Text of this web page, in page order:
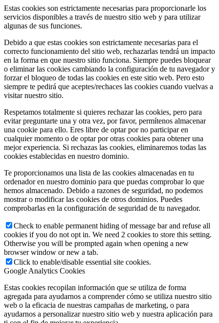
Estas cookies son estrictamente necesarias para proporcionarle los
servicios disponibles a través de nuestro sitio web y para utilizar
algunas de sus funciones.
Debido a que estas cookies son estrictamente necesarias para el
correcto funcionamiento del sitio web, rechazarlas tendrá un impacto
en la forma en que nuestro sitio funciona. Siempre puedes bloquear
o eliminar las cookies cambiando la configuración de tu navegador y
forzar el bloqueo de todas las cookies en este sitio web. Pero esto
siempre te pedirá que aceptes/rechaces las cookies cuando vuelvas a
visitar nuestro sitio.
Respetamos totalmente si quieres rechazar las cookies, pero para
evitar preguntarte una y otra vez, por favor, permítenos almacenar
una cookie para ello. Eres libre de optar por no participar en
cualquier momento o de optar por otras cookies para obtener una
mejor experiencia. Si rechazas las cookies, eliminaremos todas las
cookies establecidas en nuestro dominio.
Te proporcionamos una lista de las cookies almacenadas en tu
ordenador en nuestro dominio para que puedas comprobar lo que
hemos almacenado. Debido a razones de seguridad, no podemos
mostrar o modificar las cookies de otros dominios. Puedes
comprobarlas en la configuración de seguridad de tu navegador.
Check to enable permanent hiding of message bar and refuse all
cookies if you do not opt in. We need 2 cookies to store this setting.
Otherwise you will be prompted again when opening a new
browser window or new a tab.
Click to enable/disable essential site cookies.
Google Analytics Cookies
Estas cookies recopilan información que se utiliza de forma
agregada para ayudarnos a comprender cómo se utiliza nuestro sitio
web o la eficacia de nuestras campañas de marketing, o para
ayudarnos a personalizar nuestro sitio web y nuestra aplicación para